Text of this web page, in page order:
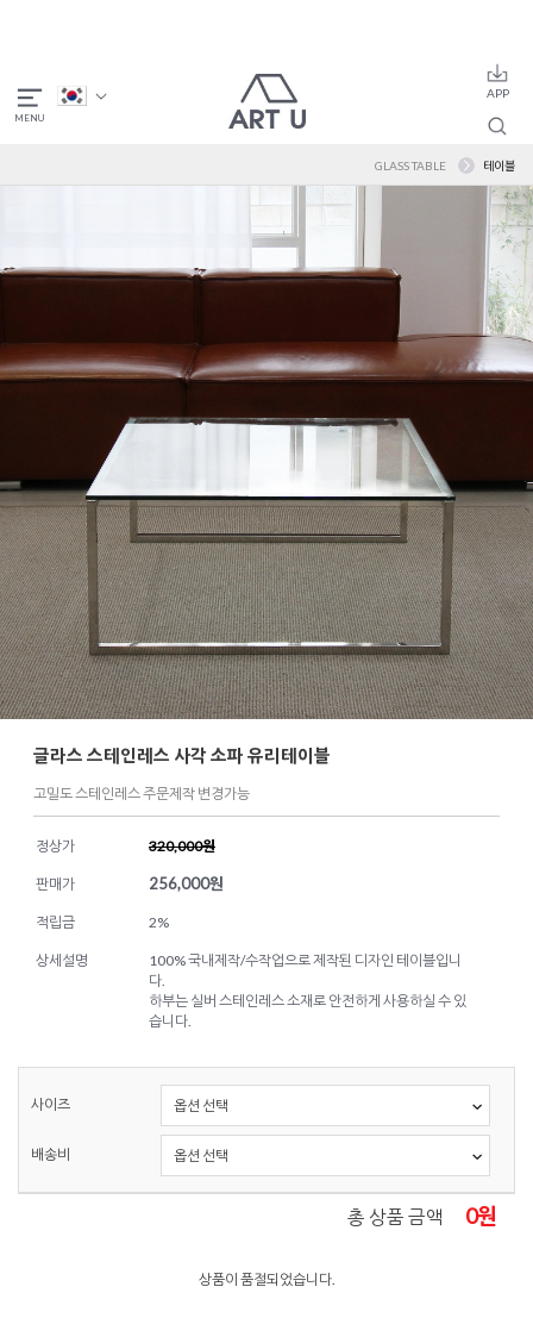
GLASS TABLE 테이블
글라스 스테인레스 사각 소파 유리테이블
고밀도 스테인레스 주문제작 변경가능
정상가 320,000원
판매가 256,000원
적립금 2%
상세설명
100% 국내제작/수작업으로 제작된 디자인 테이블입니
다.
하부는 실버 스테인레스 소재로 안전하게 사용하실 수 있
습니다.
사이즈
배송비
총 상품 금액 0원
상품이 품절되었습니다.